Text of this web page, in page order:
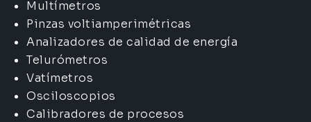
Multímetros
Pinzas voltiamperimétricas
Analizadores de calidad de energía
Telurómetros
Vatímetros
Osciloscopios
Calibradores de procesos